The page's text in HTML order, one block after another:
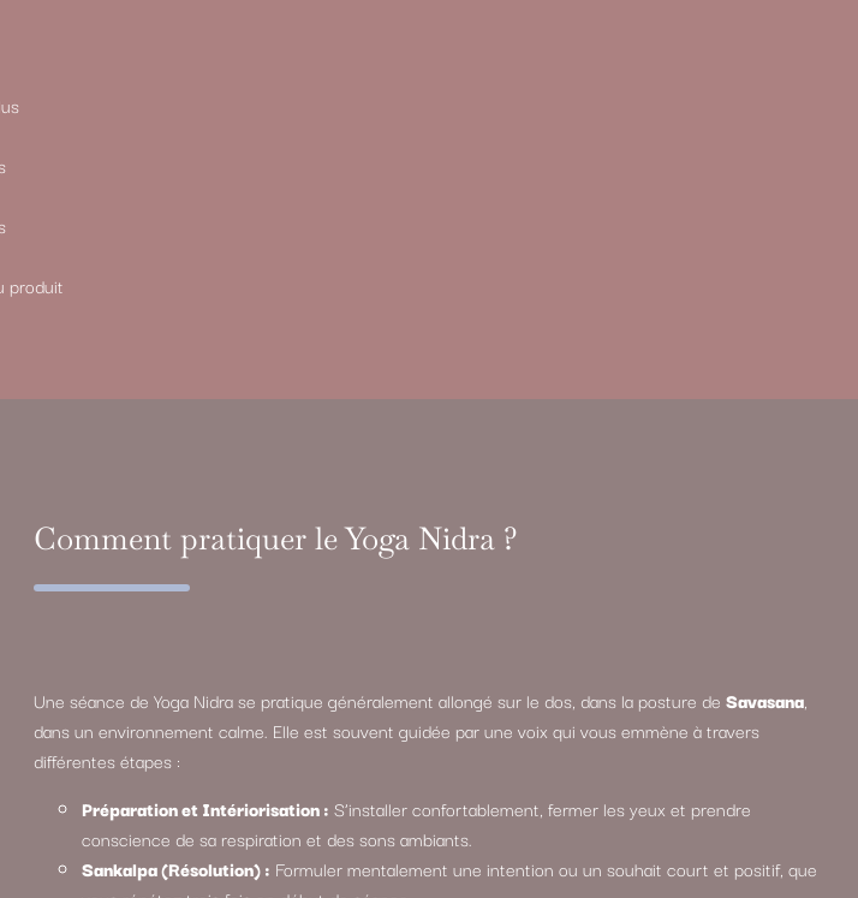
produit
Comment pratiquer le Yoga Nidra ?
Une séance de Yoga Nidra se pratique généralement allongé sur le dos, dans la posture de Savasana,
dans un environnement calme. Elle est souvent guidée par une voix qui vous emmène à travers
différentes étapes :
Préparation et Intériorisation : S’installer confortablement, fermer les yeux et prendre
conscience de sa respiration et des sons ambiants.
Sankalpa (Résolution) : Formuler mentalement une intention ou un souhait court et positif, que